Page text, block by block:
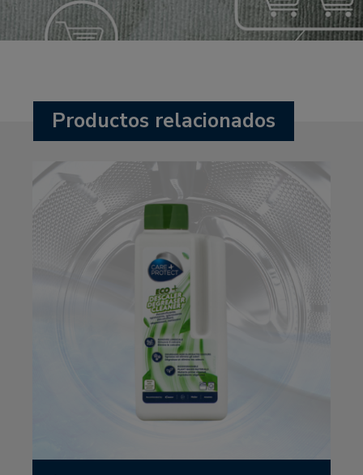
Productos relacionados